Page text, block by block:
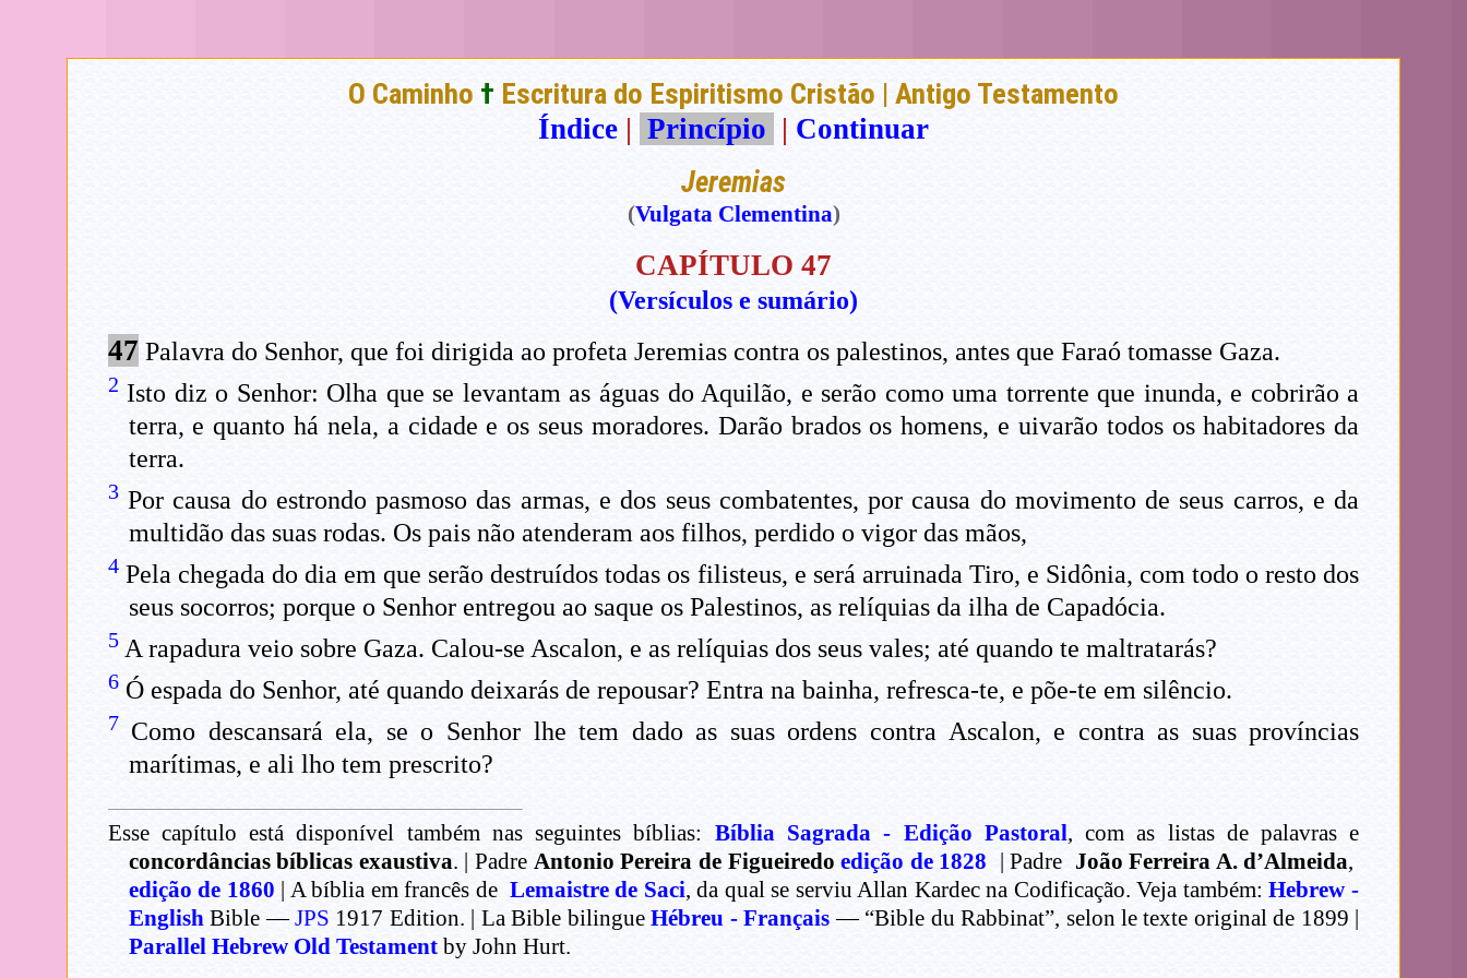
O Caminho † Escritura do Espiritismo Cristão | Antigo Testamento
Índice | Princípio | Continuar
Jeremias
(Vulgata Clementina)
CAPÍTULO 47
(Versículos e sumário)
47 Palavra do Senhor, que foi dirigida ao profeta Jeremias contra os palestinos, antes que Faraó tomasse Gaza.
2 Isto diz o Senhor: Olha que se levantam as águas do Aquilão, e serão como uma torrente que inunda, e cobrirão a
terra, e quanto há nela, a cidade e os seus moradores. Darão brados os homens, e uivarão todos os habitadores da
terra.
3 Por causa do estrondo pasmoso das armas, e dos seus combatentes, por causa do movimento de seus carros, e da
multidão das suas rodas. Os pais não atenderam aos filhos, perdido o vigor das mãos,
4 Pela chegada do dia em que serão destruídos todas os filisteus, e será arruinada Tiro, e Sidônia, com todo o resto dos
seus socorros; porque o Senhor entregou ao saque os Palestinos, as relíquias da ilha de Capadócia.
5 A rapadura veio sobre Gaza. Calou-se Ascalon, e as relíquias dos seus vales; até quando te maltratarás?
6 Ó espada do Senhor, até quando deixarás de repousar? Entra na bainha, refresca-te, e põe-te em silêncio.
7 Como descansará ela, se o Senhor lhe tem dado as suas ordens contra Ascalon, e contra as suas províncias
marítimas, e ali lho tem prescrito?
Esse capítulo está disponível também nas seguintes bíblias: Bíblia Sagrada - Edição Pastoral, com as listas de palavras e
concordâncias bíblicas exaustiva. | Padre Antonio Pereira de Figueiredoedição de 1828 | Padre João Ferreira A. d’Almeida,
edição de 1860 | A bíblia em francês de Lemaistre de Saci, da qual se serviu Allan Kardec na Codificação. Veja também:Hebrew -
English Bible —JPS 1917 Edition. | La Bible bilingueHébreu - Français — “Bible du Rabbinat”, selon le texte original de 1899 |
Parallel Hebrew Old Testament by John Hurt.